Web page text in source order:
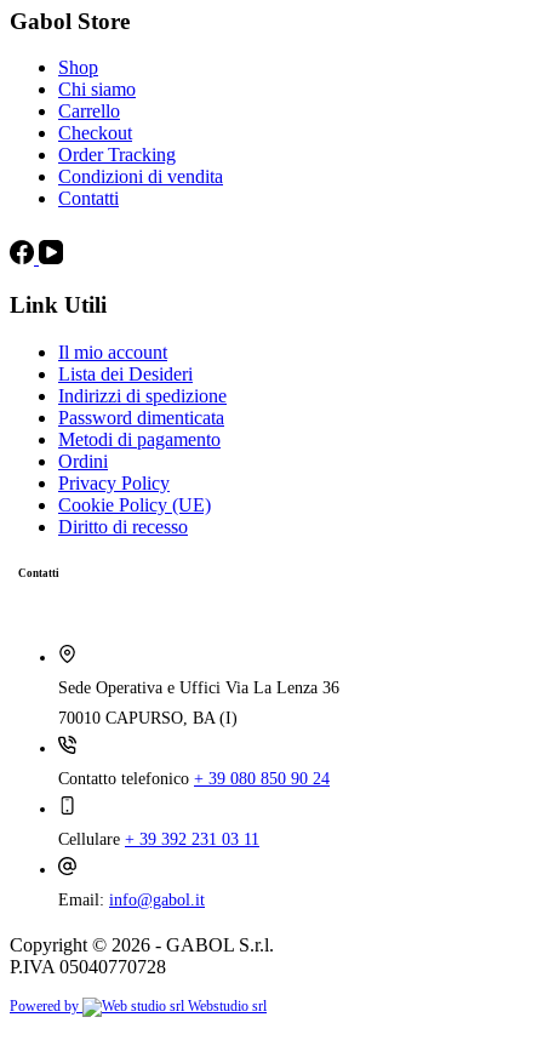
Gabol Store
Shop
Chi siamo
Carrello
Checkout
Order Tracking
Condizioni di vendita
Contatti
Link Utili
Il mio account
Lista dei Desideri
Indirizzi di spedizione
Password dimenticata
Metodi di pagamento
Ordini
Privacy Policy
Cookie Policy (UE)
Diritto di recesso
Contatti
Sede Operativa e Uffici Via La Lenza 36
70010 CAPURSO, BA (I)
Contatto telefonico + 39 080 850 90 24
Cellulare + 39 392 231 03 11
Email: info@gabol.it
Copyright © 2026 - GABOL S.r.l.
P.IVA 05040770728
Powered by Webstudio srl